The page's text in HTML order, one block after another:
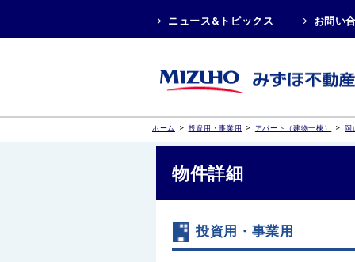
ニュース&トピックス お問い
ホーム > 投資用・事業用 > アパート（建物一棟） > 岡
物件詳細
投資用・事業用